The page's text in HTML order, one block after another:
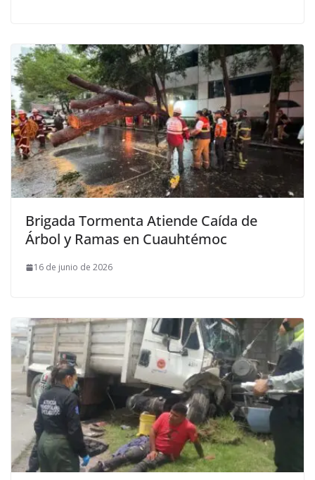
Brigada Tormenta Atiende Caída de
Árbol y Ramas en Cuauhtémoc
16 de junio de 2026